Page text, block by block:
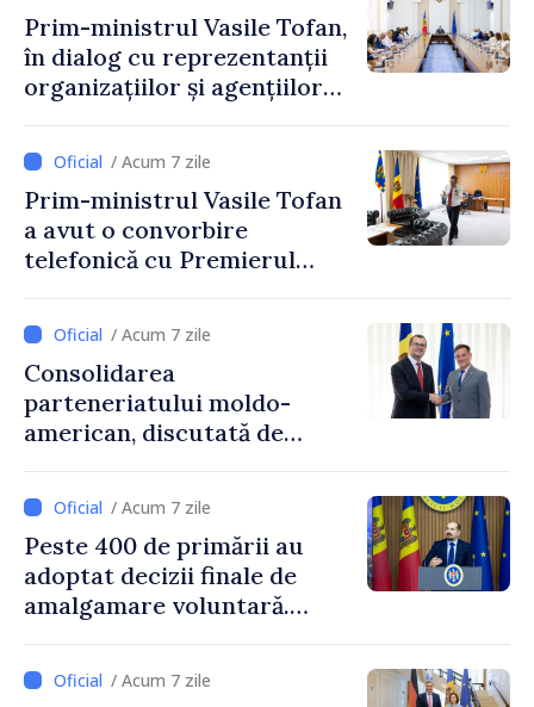
Prim-ministrul Vasile Tofan,
în dialog cu reprezentanții
organizațiilor și agențiilor
Moldova
/ Acum 7 zile
Prim-ministrul Vasile Tofan
a avut o convorbire
telefonică cu Premierul
/ Acum 7 zile
Consolidarea
parteneriatului moldo-
american, discutată de
și însărcinatul cu afaceri al
SUA, Nick Pietrowicz
/ Acum 7 zile
Peste 400 de primării au
adoptat decizii finale de
amalgamare voluntară.
Guvernului, Alexei Buzu:
„85,5% dintre primării au
/ Acum 7 zile